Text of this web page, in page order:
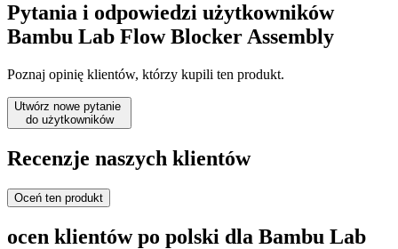
Pytania i odpowiedzi użytkowników
Bambu Lab Flow Blocker Assembly
Poznaj opinię klientów, którzy kupili ten produkt.
Utwórz nowe pytanie
do użytkowników
Recenzje naszych klientów
Oceń ten produkt
ocen klientów po polski dla Bambu Lab